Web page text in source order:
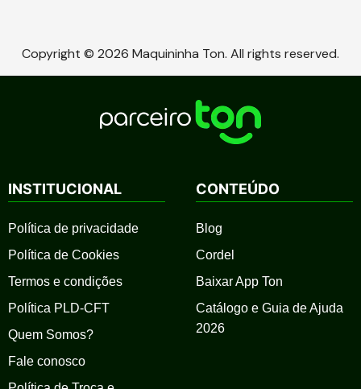
Copyright © 2026 Maquininha Ton. All rights reserved.
INSTITUCIONAL
Política de privacidade
Política de Cookies
Termos e condições
Política PLD-CFT
Quem Somos?
Fale conosco
CONTEÚDO
Blog
Cordel
Baixar App Ton
Catálogo e Guia de Ajuda
2026